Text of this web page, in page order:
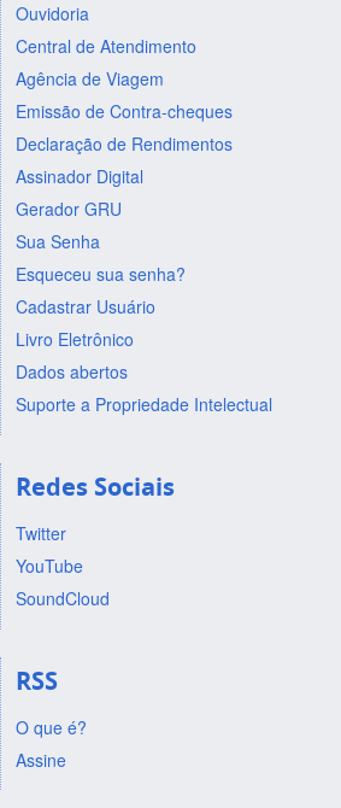
Ouvidoria
Central de Atendimento
Agência de Viagem
Emissão de Contra-cheques
Declaração de Rendimentos
Assinador Digital
Gerador GRU
Sua Senha
Esqueceu sua senha?
Cadastrar Usuário
Livro Eletrônico
Dados abertos
Suporte a Propriedade Intelectual
Redes Sociais
Twitter
YouTube
SoundCloud
RSS
O que é?
Assine